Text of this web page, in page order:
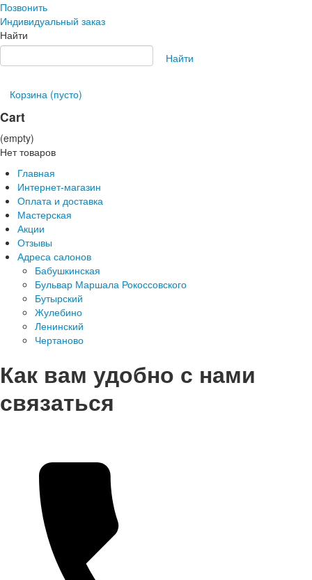
Позвонить
Индивидуальный заказ
Найти
Найти
Корзина (пусто)
Cart
(empty)
Нет товаров
Главная
Интернет-магазин
Оплата и доставка
Мастерская
Акции
Отзывы
Адреса салонов
Бабушкинская
Бульвар Маршала Рокоссовского
Бутырский
Жулебино
Ленинский
Чертаново
Как вам удобно с нами
связаться